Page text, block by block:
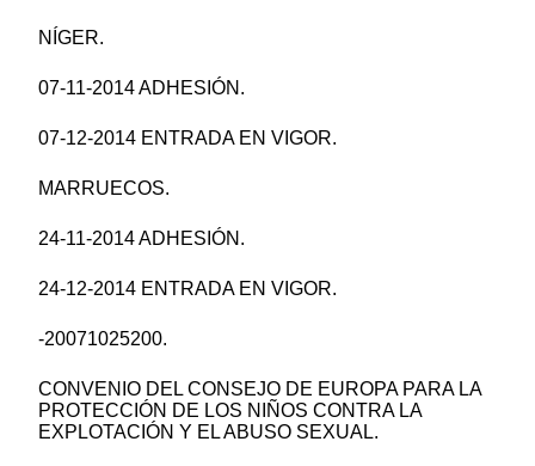
NÍGER.
07-11-2014 ADHESIÓN.
07-12-2014 ENTRADA EN VIGOR.
MARRUECOS.
24-11-2014 ADHESIÓN.
24-12-2014 ENTRADA EN VIGOR.
-20071025200.
CONVENIO DEL CONSEJO DE EUROPA PARA LA
PROTECCIÓN DE LOS NIÑOS CONTRA LA
EXPLOTACIÓN Y EL ABUSO SEXUAL.